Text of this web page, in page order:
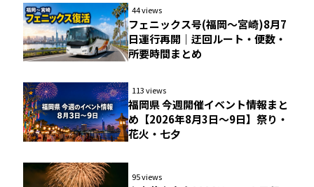
44 views
フェニックス号(福岡〜宮崎)8月7
日運行再開｜迂回ルート・便数・
所要時間まとめ
113 views
福岡県 今週開催イベント情報まと
め【2026年8月3日〜9日】祭り・
花火・七夕
95 views